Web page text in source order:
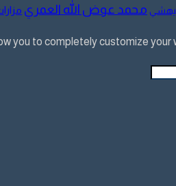
محمد عوض الله العمري
you to completely customize your